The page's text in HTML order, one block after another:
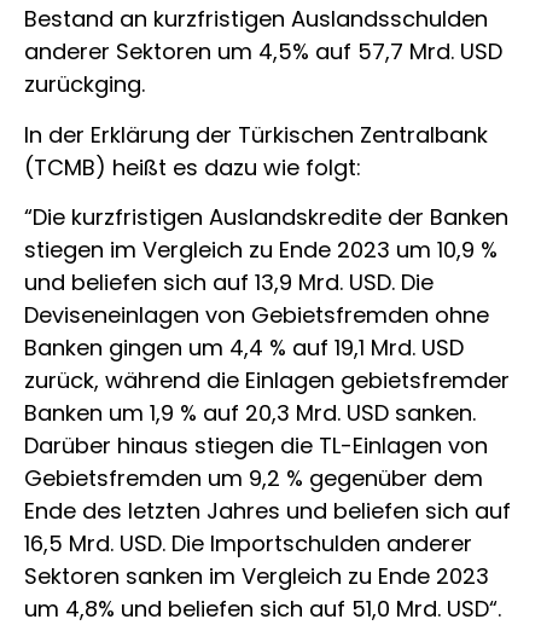
Bestand an kurzfristigen Auslandsschulden
anderer Sektoren um 4,5% auf 57,7 Mrd. USD
zurückging.
In der Erklärung der Türkischen Zentralbank
(TCMB) heißt es dazu wie folgt:
“Die kurzfristigen Auslandskredite der Banken
stiegen im Vergleich zu Ende 2023 um 10,9 %
und beliefen sich auf 13,9 Mrd. USD. Die
Deviseneinlagen von Gebietsfremden ohne
Banken gingen um 4,4 % auf 19,1 Mrd. USD
zurück, während die Einlagen gebietsfremder
Banken um 1,9 % auf 20,3 Mrd. USD sanken.
Darüber hinaus stiegen die TL-Einlagen von
Gebietsfremden um 9,2 % gegenüber dem
Ende des letzten Jahres und beliefen sich auf
16,5 Mrd. USD. Die Importschulden anderer
Sektoren sanken im Vergleich zu Ende 2023
um 4,8% und beliefen sich auf 51,0 Mrd. USD“.